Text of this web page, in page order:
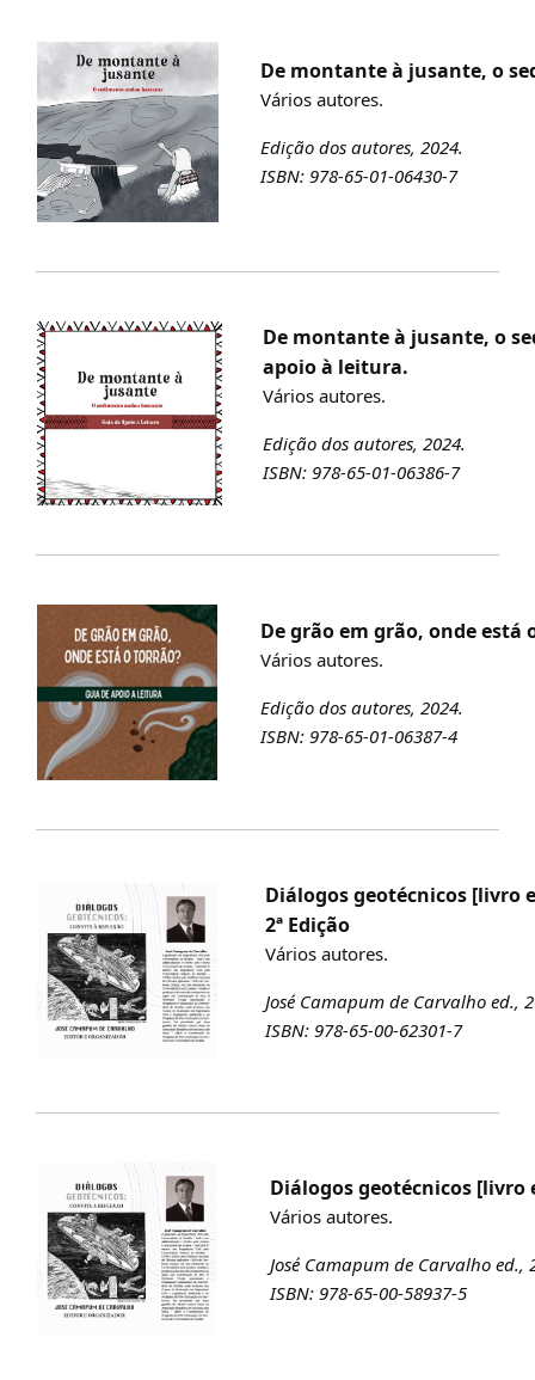
De montante à jusante, o
Vários autores.
Edição dos autores, 2024.
ISBN: 978-65-01-06430-7
De montante à jusante, o
apoio à leitura.
Vários autores.
Edição dos autores, 2024.
ISBN: 978-65-01-06386-7
De grão em grão, onde
Vários autores.
Edição dos autores, 2024.
ISBN: 978-65-01-06387-4
Diálogos geotécnicos [livro
2ª Edição
Vários autores.
José Camapum de Carvalho ed.,
ISBN: 978-65-00-62301-7
Diálogos geotécnicos
Vários autores.
José Camapum de Carvalho ed.,
ISBN: 978-65-00-58937-5